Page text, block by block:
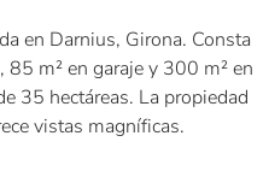
en Darnius, Girona. Consta
m² en garaje y 300 m² en
35 hectáreas. La propiedad
vistas magníficas.